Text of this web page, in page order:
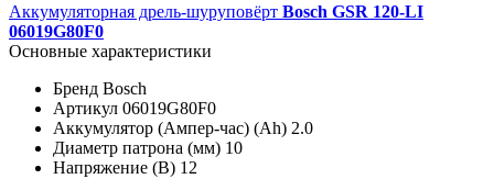
Аккумуляторная дрель-шуруповёрт Bosch GSR 120-LI
06019G80F0
Основные характеристики
Бренд Bosch
Артикул 06019G80F0
Аккумулятор (Ампер-час) (Ah) 2.0
Диаметр патрона (мм) 10
Напряжение (В) 12